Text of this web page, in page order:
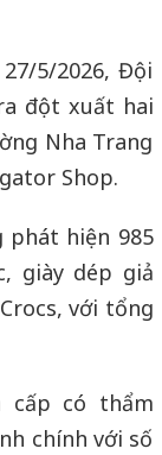
5/2026, Đội
đột xuất hai
Nha Trang
Shop.
phát hiện 985
giày dép giả
với tổng
cấp có thẩm
chính với số